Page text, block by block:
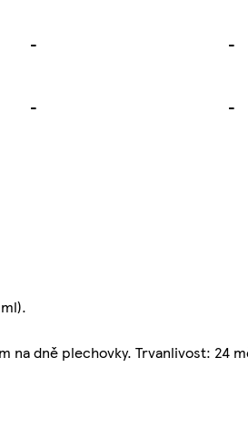
- -
- -
na dně plechovky. Trvanlivost: 24